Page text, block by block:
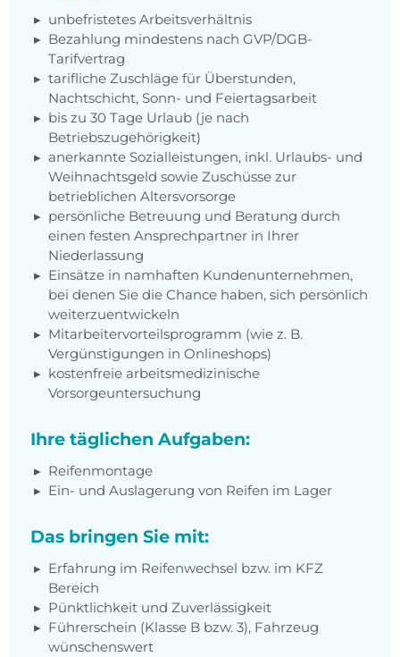
unbefristetes Arbeitsverhältnis
Bezahlung mindestens nach GVP/DGB-
Tarifvertrag
tarifliche Zuschläge für Überstunden,
Nachtschicht, Sonn- und Feiertagsarbeit
bis zu 30 Tage Urlaub (je nach
Betriebszugehörigkeit)
anerkannte Sozialleistungen, inkl. Urlaubs- und
Weihnachtsgeld sowie Zuschüsse zur
betrieblichen Altersvorsorge
persönliche Betreuung und Beratung durch
einen festen Ansprechpartner in Ihrer
Niederlassung
Einsätze in namhaften Kundenunternehmen,
bei denen Sie die Chance haben, sich persönlich
weiterzuentwickeln
Mitarbeitervorteilsprogramm (wie z. B.
Vergünstigungen in Onlineshops)
kostenfreie arbeitsmedizinische
Vorsorgeuntersuchung
Ihre täglichen Aufgaben:
Reifenmontage
Ein- und Auslagerung von Reifen im Lager
Das bringen Sie mit:
Erfahrung im Reifenwechsel bzw. im KFZ
Bereich
Pünktlichkeit und Zuverlässigkeit
Führerschein (Klasse B bzw. 3), Fahrzeug
wünschenswert